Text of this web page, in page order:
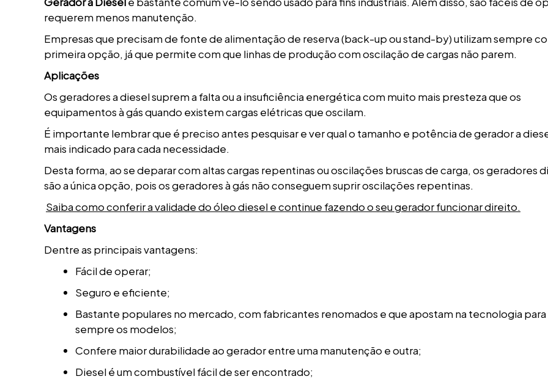
requerem menos manutenção.
Empresas que precisam de fonte de alimentação de reserva (back-up ou stand-by) utilizam sempre
primeira opção, já que permite com que linhas de produção com oscilação de cargas não parem.
Aplicações
Os geradores a diesel suprem a falta ou a insuficiência energética com muito mais presteza que os
equipamentos à gás quando existem cargas elétricas que oscilam.
É importante lembrar que é preciso antes pesquisar e ver qual o tamanho e potência de gerador a
mais indicado para cada necessidade.
Desta forma, ao se deparar com altas cargas repentinas ou oscilações bruscas de carga, os geradores
são a única opção, pois os geradores à gás não conseguem suprir oscilações repentinas.
Saiba como conferir a validade do óleo diesel e continue fazendo o seu gerador funcionar direito.
Vantagens
Dentre as principais vantagens:
Fácil de operar;
Seguro e eficiente;
Bastante populares no mercado, com fabricantes renomados e que apostam na tecnologia para
sempre os modelos;
Confere maior durabilidade ao gerador entre uma manutenção e outra;
Diesel é um combustível fácil de ser encontrado;